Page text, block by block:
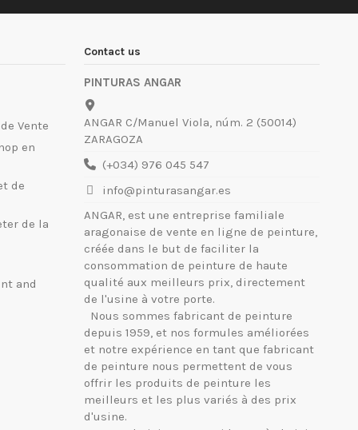
Vente
en
de
de la
and
Contact us
PINTURAS ANGAR
ANGAR C/Manuel Viola, núm. 2 (50014)
ZARAGOZA
(+034) 976 045 547
info@pinturasangar.es
ANGAR, est une entreprise familiale
aragonaise de vente en ligne de peinture,
créée dans le but de faciliter la
consommation de peinture de haute
qualité aux meilleurs prix, directement
de l'usine à votre porte.
Nous sommes fabricant de peinture
depuis 1959, et nos formules améliorées
et notre expérience en tant que fabricant
de peinture nous permettent de vous
offrir les produits de peinture les
meilleurs et les plus variés à des prix
d'usine.